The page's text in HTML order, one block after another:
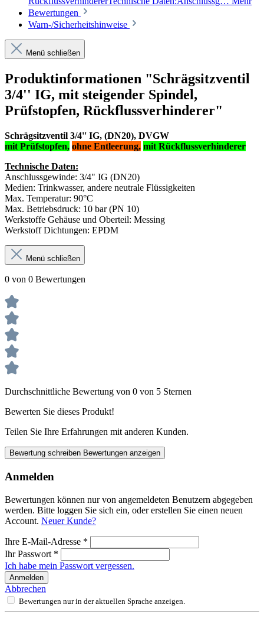
Bewertungen
Warn-/Sicherheitshinweise
Menü schließen
Produktinformationen "Schrägsitzventil
3/4'' IG, mit steigender Spindel,
Prüfstopfen, Rückflussverhinderer"
Schrägsitzventil 3/4'' IG, (DN20), DVGW
mit Prüfstopfen, ohne Entleerung, mit Rückflussverhinderer
Technische Daten:
Anschlussgewinde: 3/4" IG (DN20)
Medien: Trinkwasser, andere neutrale Flüssigkeiten
Max. Temperatur: 90°C
Max. Betriebsdruck: 10 bar (PN 10)
Werkstoffe Gehäuse und Oberteil: Messing
Werkstoff Dichtungen: EPDM
Menü schließen
0 von 0 Bewertungen
Durchschnittliche Bewertung von 0 von 5 Sternen
Bewerten Sie dieses Produkt!
Teilen Sie Ihre Erfahrungen mit anderen Kunden.
Bewertung schreiben Bewertungen anzeigen
Anmelden
Bewertungen können nur von angemeldeten Benutzern abgegeben
werden. Bitte loggen Sie sich ein, oder erstellen Sie einen neuen
Account. Neuer Kunde?
Ihre E-Mail-Adresse *
Ihr Passwort *
Ich habe mein Passwort vergessen.
Anmelden
Abbrechen
Bewertungen nur in der aktuellen Sprache anzeigen.